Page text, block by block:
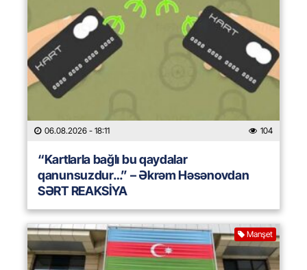
06.08.2026 - 18:11 104
“Kartlarla bağlı bu qaydalar
qanunsuzdur…” – Əkrəm Həsənovdan
SƏRT REAKSİYA
Manşet